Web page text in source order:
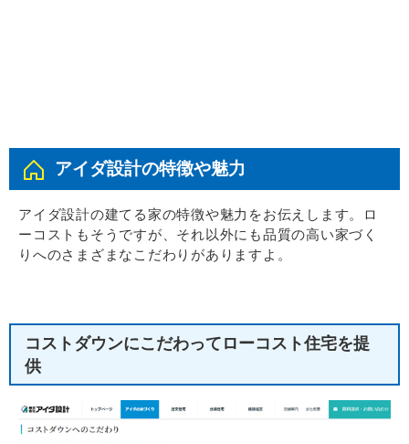
アイダ設計の特徴や魅力
アイダ設計の建てる家の特徴や魅力をお伝えします。ロ
ーコストもそうですが、それ以外にも品質の高い家づく
りへのさまざまなこだわりがありますよ。
コストダウンにこだわってローコスト住宅を提
供